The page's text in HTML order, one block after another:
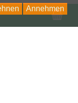
Annehmen